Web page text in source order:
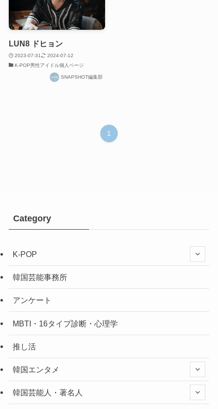
LUN8 ドヒョン
2023-07-31
2024-07-12
K-POP男性アイドル個人ページ
SNAPSHOT編集部
1
Category
K-POP
韓国芸能事務所
アンケート
MBTI・16タイプ診断・心理学
推し活
韓国エンタメ
韓国芸能人・著名人